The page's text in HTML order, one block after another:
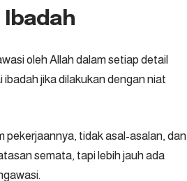
Ibadah
oleh Allah dalam setiap detail
jika dilakukan dengan niat
pekerjaannya, tidak asal-asalan, dan
semata, tapi lebih jauh ada